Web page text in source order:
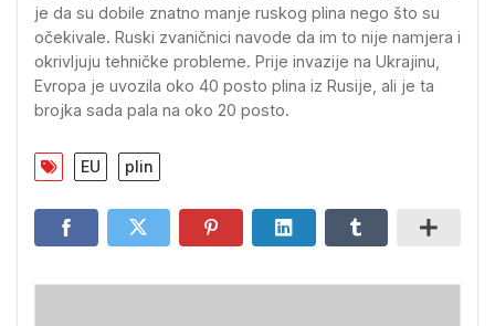
je da su dobile znatno manje ruskog plina nego što su
očekivale. Ruski zvaničnici navode da im to nije namjera i
okrivljuju tehničke probleme. Prije invazije na Ukrajinu,
Evropa je uvozila oko 40 posto plina iz Rusije, ali je ta
brojka sada pala na oko 20 posto.
EU plin